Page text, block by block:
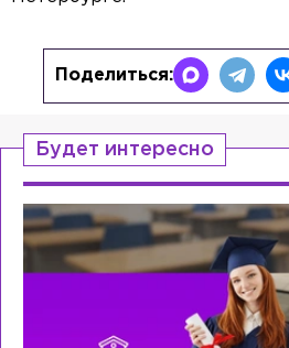
Поделиться:
Будет интересно